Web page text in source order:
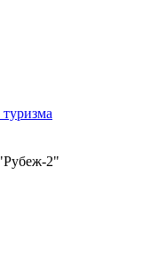
2"